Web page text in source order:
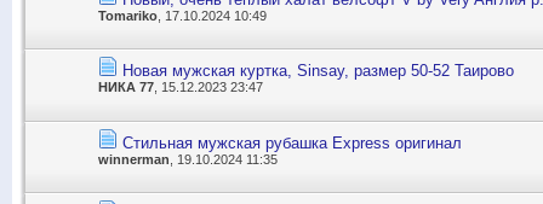
Tomariko , 17.10.2024 10:49
Новая мужская куртка, Sinsay, размер 50-52 Таирово
НИКА 77 , 15.12.2023 23:47
Стильная мужская рубашка Express оригинал
winnerman , 19.10.2024 11:35